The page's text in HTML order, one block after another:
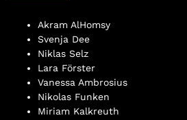
Akram AlHomsy
Svenja Dee
Niklas Selz
Lara Förster
Vanessa Ambrosius
Nikolas Funken
Miriam Kalkreuth